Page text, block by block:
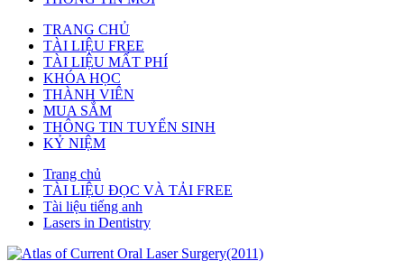
TRANG CHỦ
TÀI LIỆU FREE
TÀI LIỆU MẤT PHÍ
KHÓA HỌC
THÀNH VIÊN
MUA SẮM
THÔNG TIN TUYỂN SINH
KỶ NIỆM
Trang chủ
TÀI LIỆU ĐỌC VÀ TẢI FREE
Tài liệu tiếng anh
Lasers in Dentistry